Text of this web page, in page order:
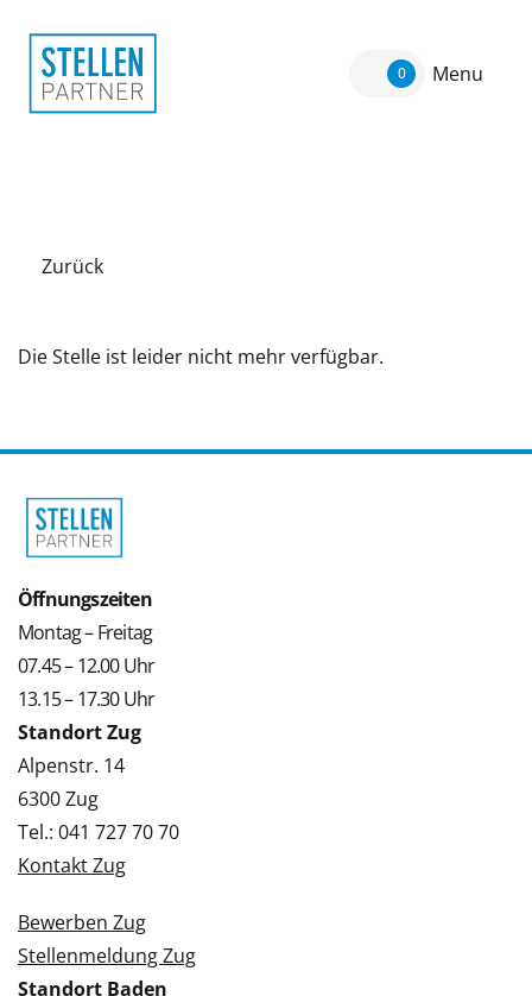
0 Menu
Zurück
Die Stelle ist leider nicht mehr verfügbar.
Öffnungszeiten
Montag – Freitag
07.45 – 12.00 Uhr
13.15 – 17.30 Uhr
Standort Zug
Alpenstr. 14
6300 Zug
Tel.: 041 727 70 70
Kontakt Zug
Bewerben Zug
Stellenmeldung Zug
Standort Baden